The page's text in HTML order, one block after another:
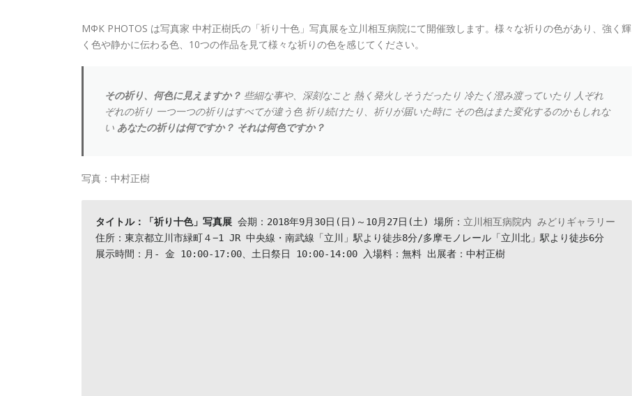
МФК PHOTOS は写真家 中村正樹氏の「祈り十色」写真展を立川相互病院にて開催致します。様々な祈りの色があり、強く輝
く色や静かに伝わる色、10つの作品を見て様々な祈りの色を感じてください。
その祈り、何色に見えますか？ 些細な事や、深刻なこと 熱く発火しそうだったり 冷たく澄み渡っていたり 人ぞれ
ぞれの祈り 一つ一つの祈りはすべてが違う色 祈り続けたり、祈りが届いた時に その色はまた変化するのかもしれな
い あなたの祈りは何ですか？ それは何色ですか？
写真：中村正樹
タイトル：「祈り十色」写真展 会期：2018年9月30日(日)～10月27日(土) 場所： 立川相互病院内 みどりギャラリー
住所：東京都立川市緑町４−1 JR 中央線・南武線「立川」駅より徒歩8分/多摩モノレール「立川北」駅より徒歩6分
展示時間：月- 金 10:00-17:00、土日祭日 10:00-14:00 入場料：無料 出展者：中村正樹